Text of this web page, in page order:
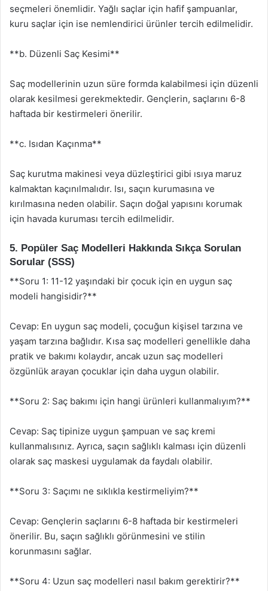
seçmeleri önemlidir. Yağlı saçlar için hafif şampuanlar,
kuru saçlar için ise nemlendirici ürünler tercih edilmelidir.
**b. Düzenli Saç Kesimi**
Saç modellerinin uzun süre formda kalabilmesi için düzenli
olarak kesilmesi gerekmektedir. Gençlerin, saçlarını 6-8
haftada bir kestirmeleri önerilir.
**c. Isıdan Kaçınma**
Saç kurutma makinesi veya düzleştirici gibi ısıya maruz
kalmaktan kaçınılmalıdır. Isı, saçın kurumasına ve
kırılmasına neden olabilir. Saçın doğal yapısını korumak
için havada kuruması tercih edilmelidir.
5. Popüler Saç Modelleri Hakkında Sıkça Sorulan
Sorular (SSS)
**Soru 1: 11-12 yaşındaki bir çocuk için en uygun saç
modeli hangisidir?**
Cevap: En uygun saç modeli, çocuğun kişisel tarzına ve
yaşam tarzına bağlıdır. Kısa saç modelleri genellikle daha
pratik ve bakımı kolaydır, ancak uzun saç modelleri
özgünlük arayan çocuklar için daha uygun olabilir.
**Soru 2: Saç bakımı için hangi ürünleri kullanmalıyım?**
Cevap: Saç tipinize uygun şampuan ve saç kremi
kullanmalısınız. Ayrıca, saçın sağlıklı kalması için düzenli
olarak saç maskesi uygulamak da faydalı olabilir.
**Soru 3: Saçımı ne sıklıkla kestirmeliyim?**
Cevap: Gençlerin saçlarını 6-8 haftada bir kestirmeleri
önerilir. Bu, saçın sağlıklı görünmesini ve stilin
korunmasını sağlar.
**Soru 4: Uzun saç modelleri nasıl bakım gerektirir?**